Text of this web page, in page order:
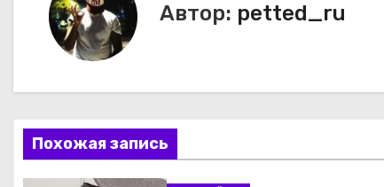
ц
и
я
Автор: petted_ru
Похожая запись